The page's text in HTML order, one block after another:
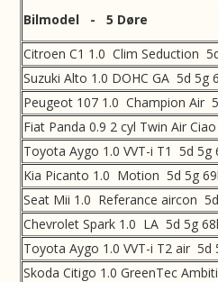
Bilmodel - 5 Døre
Citroen C1 1.0 Clim Seduction
Suzuki Alto 1.0 DOHC GA 5d 5g
Peugeot 107 1.0 Champion Air
Fiat Panda 0.9 2 cyl Twin Air
Toyota Aygo 1.0 VVT-i T1 5d 5g
Kia Picanto 1.0 Motion 5d 5g
Seat Mii 1.0 Referance aircon
Chevrolet Spark 1.0 LA 5d 5g
Toyota Aygo 1.0 VVT-i T2 air 5d
Skoda Citigo 1.0 GreenTec